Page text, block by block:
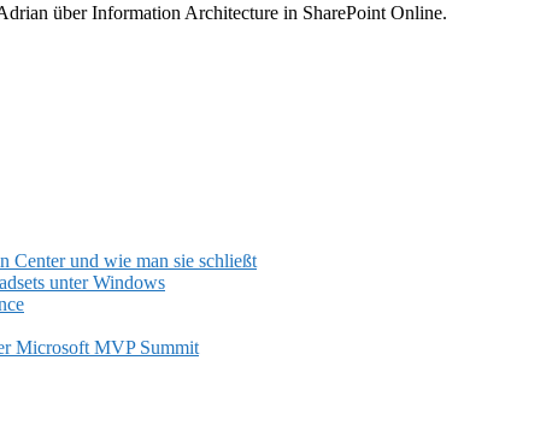
über Information Architecture in SharePoint Online.
Center und wie man sie schließt
unter Windows
Microsoft MVP Summit